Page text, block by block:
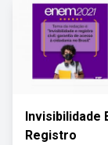
Invisibilidade
Registro